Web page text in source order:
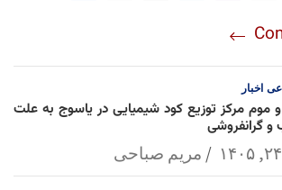
Lin
k
l
اخبار
موم مرکز توزیع کود شیمیایی در یاسوج به علت
و گرانفروشی
مریم صباحی